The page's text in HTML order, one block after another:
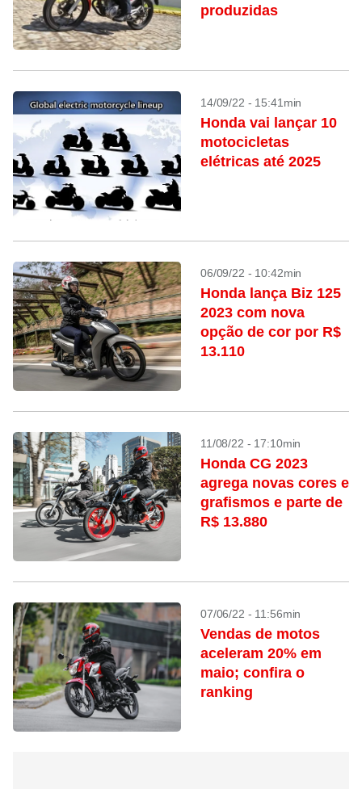
produzidas
14/09/22 - 15:41min
Honda vai lançar 10
motocicletas
elétricas até 2025
06/09/22 - 10:42min
Honda lança Biz 125
2023 com nova
opção de cor por R$
13.110
11/08/22 - 17:10min
Honda CG 2023
agrega novas cores e
grafismos e parte de
R$ 13.880
07/06/22 - 11:56min
Vendas de motos
aceleram 20% em
maio; confira o
ranking